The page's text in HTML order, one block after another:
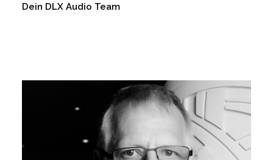
Dein DLX Audio Team